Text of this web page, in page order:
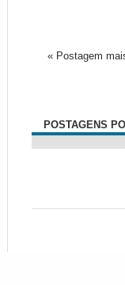
« Postagem
POSTAGENS